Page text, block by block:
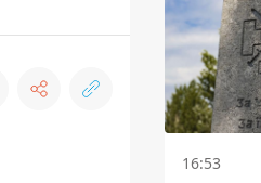
16:53